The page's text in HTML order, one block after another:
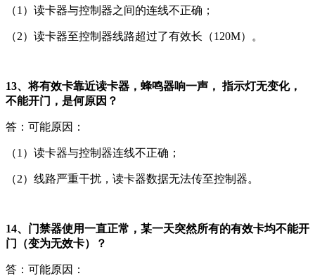
（1）读卡器与控制器之间的连线不正确；
（2）读卡器至控制器线路超过了有效长（120M）。
13、将有效卡靠近读卡器，蜂鸣器响一声， 指示灯无变化，
不能开门，是何原因？
答：可能原因：
（1）读卡器与控制器连线不正确；
（2）线路严重干扰，读卡器数据无法传至控制器。
14、门禁器使用一直正常，某一天突然所有的有效卡均不能开
门（变为无效卡）？
答：可能原因：